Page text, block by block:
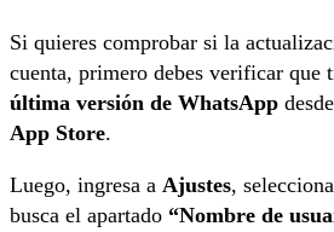
Si quieres comprobar si la
cuenta, primero debes verificar que
última versión de WhatsApp desde
App Store.
Luego, ingresa a Ajustes,
busca el apartado “Nombre de